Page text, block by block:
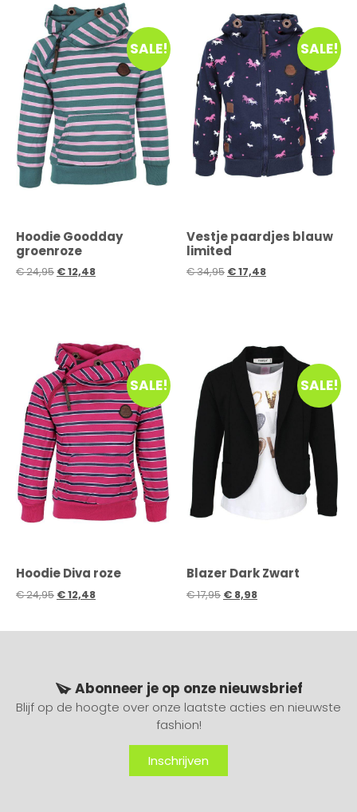
SALE!
Hoodie Goodday
groenroze
€24,95 €12,48
SALE!
Vestje paardjes blauw
limited
€34,95 €17,48
SALE!
Hoodie Diva roze
€24,95 €12,48
SALE!
Blazer Dark Zwart
€17,95 € 8,98
Abonneer je op onze nieuwsbrief
Blijf op de hoogte over onze laatste acties en nieuwste
fashion!
Inschrijven